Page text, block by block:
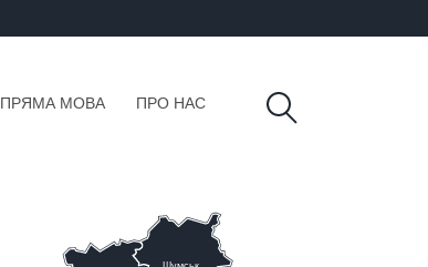
ПРЯМА МОВА ПРО НАС